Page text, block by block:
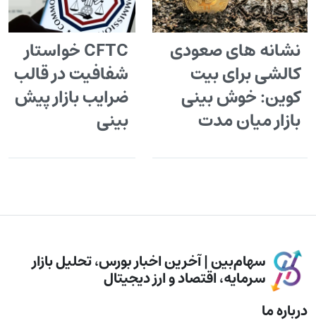
نشانه های صعودی
کالشی برای بیت
کوین: خوش بینی
بازار میان مدت
CFTC خواستار
شفافیت در قالب
ضرایب بازار پیش
بینی
سهام‌بین | آخرین اخبار بورس، تحلیل بازار
سرمایه، اقتصاد و ارز دیجیتال
درباره ما